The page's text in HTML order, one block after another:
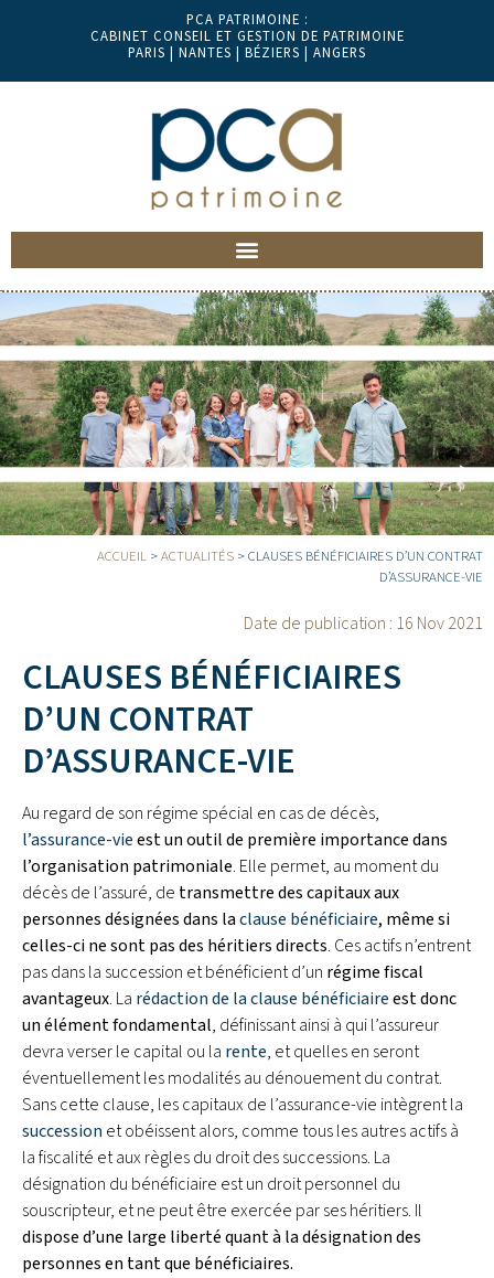
PCA PATRIMOINE :
CABINET CONSEIL ET GESTION DE PATRIMOINE
PARIS | NANTES | BÉZIERS | ANGERS
ACCUEIL >ACTUALITÉS >CLAUSES BÉNÉFICIAIRES D’UN CONTRAT
D’ASSURANCE-VIE
Date de publication : 16 Nov 2021
CLAUSES BÉNÉFICIAIRES
D’UN CONTRAT
D’ASSURANCE-VIE
Au regard de son régime spécial en cas de décès,
l’assurance-vieest un outil de première importance dans
l’organisation patrimoniale. Elle permet, au moment du
décès de l’assuré, de transmettre des capitaux aux
personnes désignées dans laclause bénéficiaire, même si
celles-ci ne sont pas des héritiers directs. Ces actifs n’entrent
pas dans la succession et bénéficient d’un régime fiscal
avantageux. La rédaction de la clause bénéficiaireest donc
un élément fondamental, définissant ainsi à qui l’assureur
devra verser le capital ou la rente, et quelles en seront
éventuellement les modalités au dénouement du contrat.
Sans cette clause, les capitaux de l’assurance-vie intègrent la
succession et obéissent alors, comme tous les autres actifs à
la fiscalité et aux règles du droit des successions. La
désignation du bénéficiaire est un droit personnel du
souscripteur, et ne peut être exercée par ses héritiers. Il
dispose d’une large liberté quant à la désignation des
personnes en tant que bénéficiaires.